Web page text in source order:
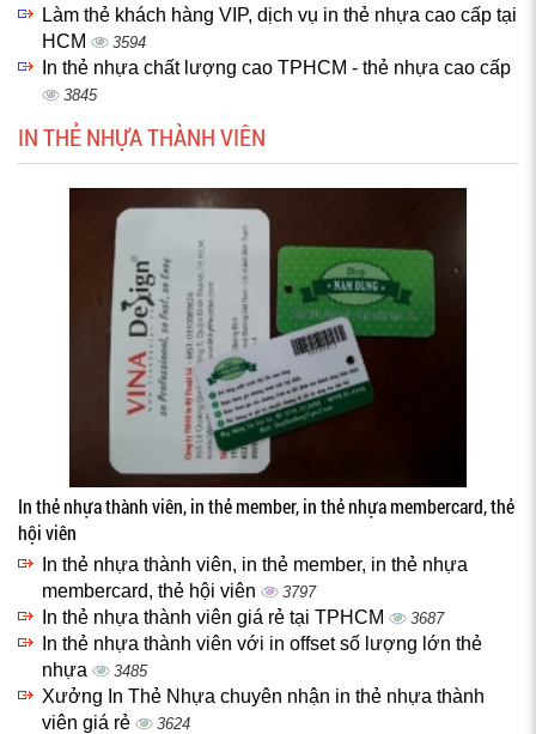
Làm thẻ khách hàng VIP, dịch vụ in thẻ nhựa cao cấp tại
HCM
3594
In thẻ nhựa chất lượng cao TPHCM - thẻ nhựa cao cấp
3845
IN THẺ NHỰA THÀNH VIÊN
In thẻ nhựa thành viên, in thẻ member, in thẻ nhựa membercard, thẻ
hội viên
In thẻ nhựa thành viên, in thẻ member, in thẻ nhựa
membercard, thẻ hội viên
3797
In thẻ nhựa thành viên giá rẻ tại TPHCM 3687
In thẻ nhựa thành viên với in offset số lượng lớn thẻ
nhựa
3485
Xưởng In Thẻ Nhựa chuyên nhận in thẻ nhựa thành
viên giá rẻ
3624